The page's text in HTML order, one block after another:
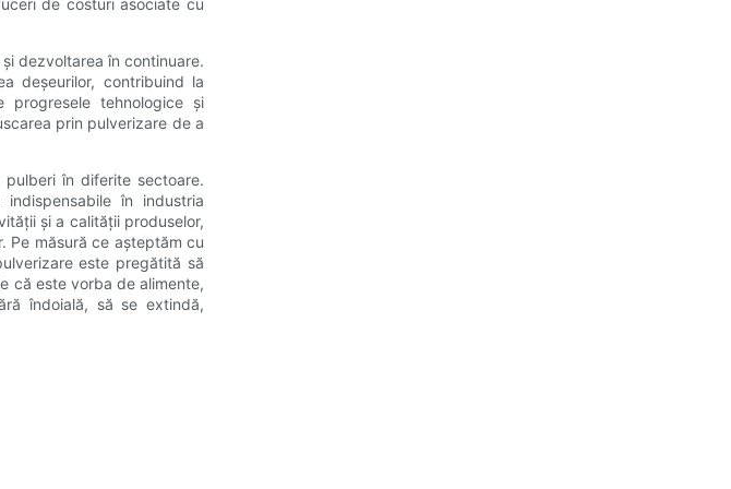
de costuri asociate cu
dezvoltarea în continuare.
deșeurilor, contribuind la
progresele tehnologice și
prin pulverizare de a
în diferite sectoare.
în industria
și a calității produselor,
Pe măsură ce așteptăm cu
este pregătită să
că este vorba de alimente,
îndoială, să se extindă,